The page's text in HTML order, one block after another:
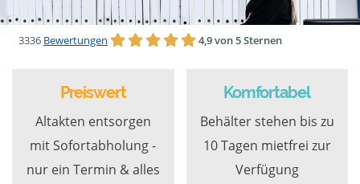
3336 Bewertungen 4,9 von 5 Sternen
Preiswert
Altakten entsorgen
mit Sofortabholung -
nur ein Termin & alles
Komfortabel
Behälter stehen bis zu
10 Tagen mietfrei zur
Verfügung